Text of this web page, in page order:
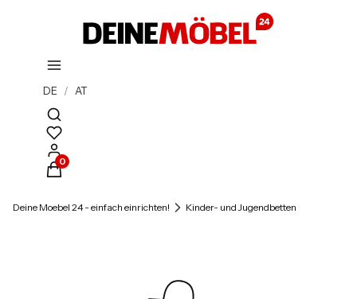
DE / AT
Suchmaschine öffnen
Produkte im Warenkorb: 0. Details anzeigen
Deine Moebel 24 - einfach einrichten! Kinder- und Jugendbetten